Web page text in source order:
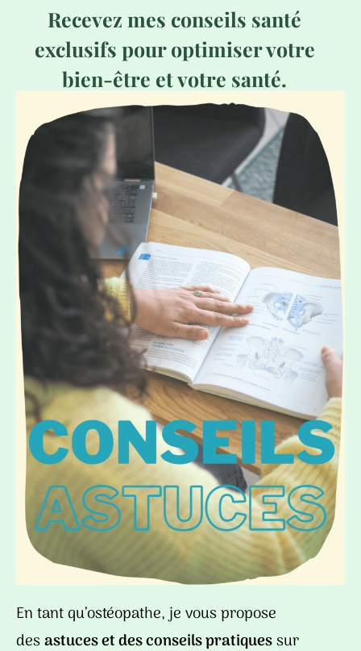
Recevez mes conseils santé
exclusifs pour optimiser votre
bien-être et votre santé.
En tant qu’ostéopathe, je vous propose
desastuces et des conseils pratiquessur